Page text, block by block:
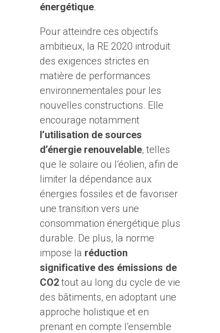
énergétique.
Pour atteindre ces objectifs
ambitieux, la RE 2020 introduit
des exigences strictes en
matière de performances
environnementales pour les
nouvelles constructions. Elle
encourage notamment
l’utilisation de sources
d’énergie renouvelable, telles
que le solaire ou l’éolien, afin de
limiter la dépendance aux
énergies fossiles et de favoriser
une transition vers une
consommation énergétique plus
durable. De plus, la norme
impose la réduction
significative des émissions de
CO2tout au long du cycle de vie
des bâtiments, en adoptant une
approche holistique et en
prenant en compte l’ensemble